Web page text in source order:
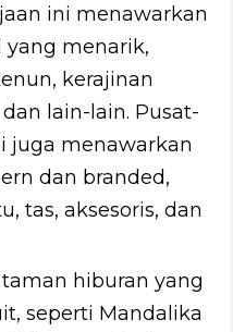
ini menawarkan
yang menarik,
kerajinan
lain-lain. Pusat-
juga menawarkan
dan branded,
tas, aksesoris, dan
hiburan yang
seperti Mandalika